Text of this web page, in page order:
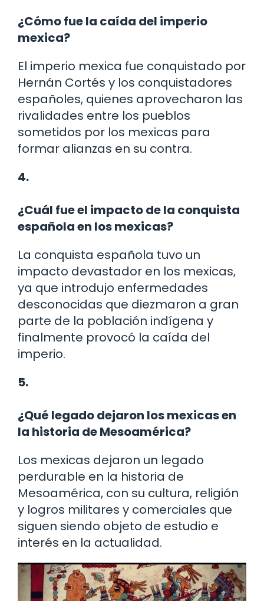
¿Cómo fue la caída del imperio
mexica?
El imperio mexica fue conquistado por
Hernán Cortés y los conquistadores
españoles, quienes aprovecharon las
rivalidades entre los pueblos
sometidos por los mexicas para
formar alianzas en su contra.
4.
¿Cuál fue el impacto de la conquista
española en los mexicas?
La conquista española tuvo un
impacto devastador en los mexicas,
ya que introdujo enfermedades
desconocidas que diezmaron a gran
parte de la población indígena y
finalmente provocó la caída del
imperio.
5.
¿Qué legado dejaron los mexicas en
la historia de Mesoamérica?
Los mexicas dejaron un legado
perdurable en la historia de
Mesoamérica, con su cultura, religión
y logros militares y comerciales que
siguen siendo objeto de estudio e
interés en la actualidad.